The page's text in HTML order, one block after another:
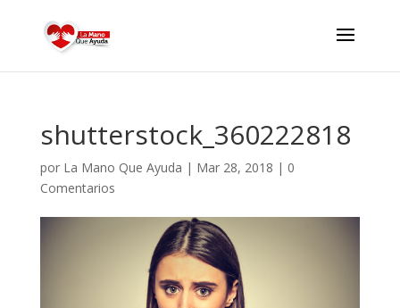
shutterstock_360222818
por La Mano Que Ayuda | Mar 28, 2018 | 0
Comentarios